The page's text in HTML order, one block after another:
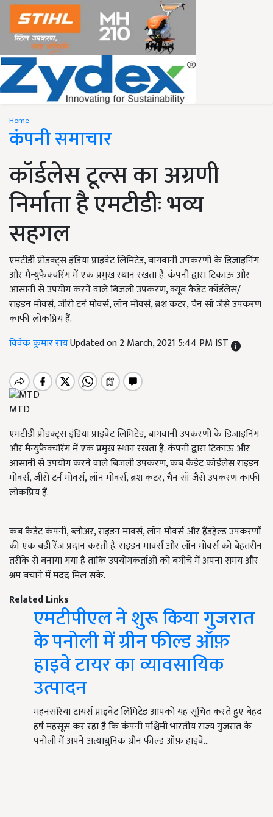
Home
कंपनी समाचार
कॉर्डलेस टूल्स का अग्रणी
निर्माता है एमटीडीः भव्य
सहगल
एमटीडी प्रोडक्ट्स इंडिया प्राइवेट लिमिटेड, बागवानी उपकरणों के डिज़ाइनिंग
और मैन्युफैक्चरिंग में एक प्रमुख स्थान रखता है. कंपनी द्वारा टिकाऊ और
आसानी से उपयोग करने वाले बिजली उपकरण, क्यूब कैडेट कॉर्डलेस/
राइडन मोवर्स, जीरो टर्न मोवर्स, लॉन मोवर्स, ब्रश कटर, चैन सॉ जैसे उपकरण
काफी लोकप्रिय हैं.
विवेक कुमार रायUpdated on 2 March, 2021 5:44 PM IST
MTD
एमटीडी प्रोडक्ट्स इंडिया प्राइवेट लिमिटेड, बागवानी उपकरणों के डिज़ाइनिंग
और मैन्युफैक्चरिंग में एक प्रमुख स्थान रखता है. कंपनी द्वारा टिकाऊ और
आसानी से उपयोग करने वाले बिजली उपकरण, कब कैडेट कॉर्डलेस राइडन
मोवर्स, जीरो टर्न मोवर्स, लॉन मोवर्स, ब्रश कटर, चैन सॉ जैसे उपकरण काफी
लोकप्रिय हैं.
कब कैडेट कंपनी, ब्लोअर, राइडन मावर्स, लॉन मोवर्स और हैंडहेल्ड उपकरणों
की एक बड़ी रेंज प्रदान करती है. राइडन मावर्स और लॉन मोवर्स को बेहतरीन
तरीके से बनाया गया है ताकि उपयोगकर्ताओं को बगीचे में अपना समय और
श्रम बचाने में मदद मिल सके.
Related Links
एमटीपीएल ने शुरू किया गुजरात
के पनोली में ग्रीन फील्ड ऑफ़
हाइवे टायर का व्यावसायिक
उत्पादन
महनसरिया टायर्स प्राइवेट लिमिटेड आपको यह सूचित करते हुए बेहद
हर्ष महसूस कर रहा है कि कंपनी पश्चिमी भारतीय राज्य गुजरात के
पनोली में अपने अत्याधुनिक ग्रीन फील्ड ऑफ़ हाइवे…